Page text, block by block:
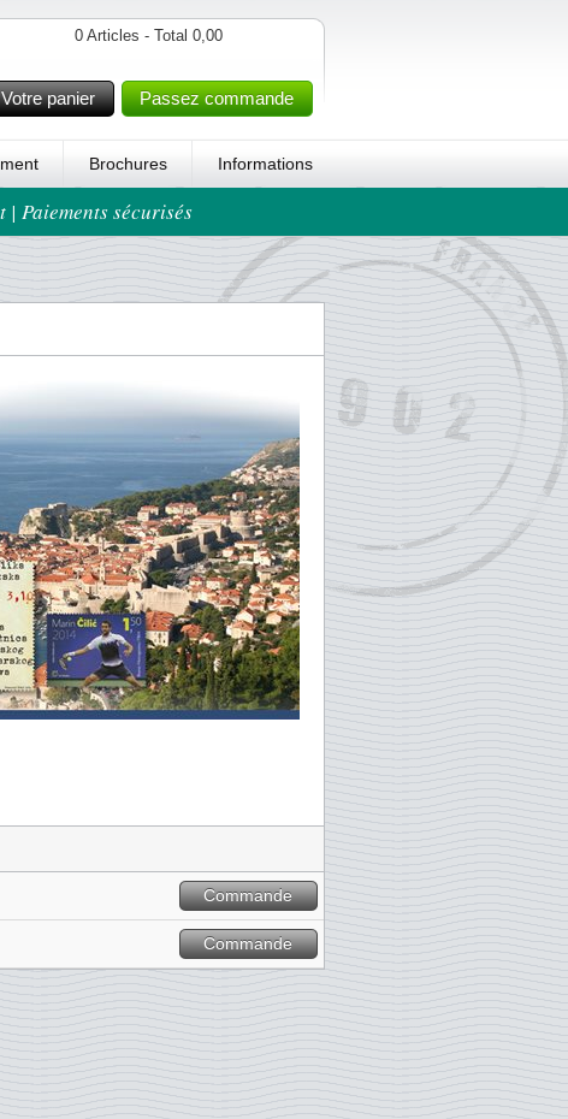
0 Articles - Total 0,00
Votre panier Passez commande
Brochures Informations
Paiements sécurisés
Commande
Commande